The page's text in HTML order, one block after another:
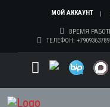
МОЙ АККАУНТ
ВРЕМЯ
ТЕЛЕФОН: